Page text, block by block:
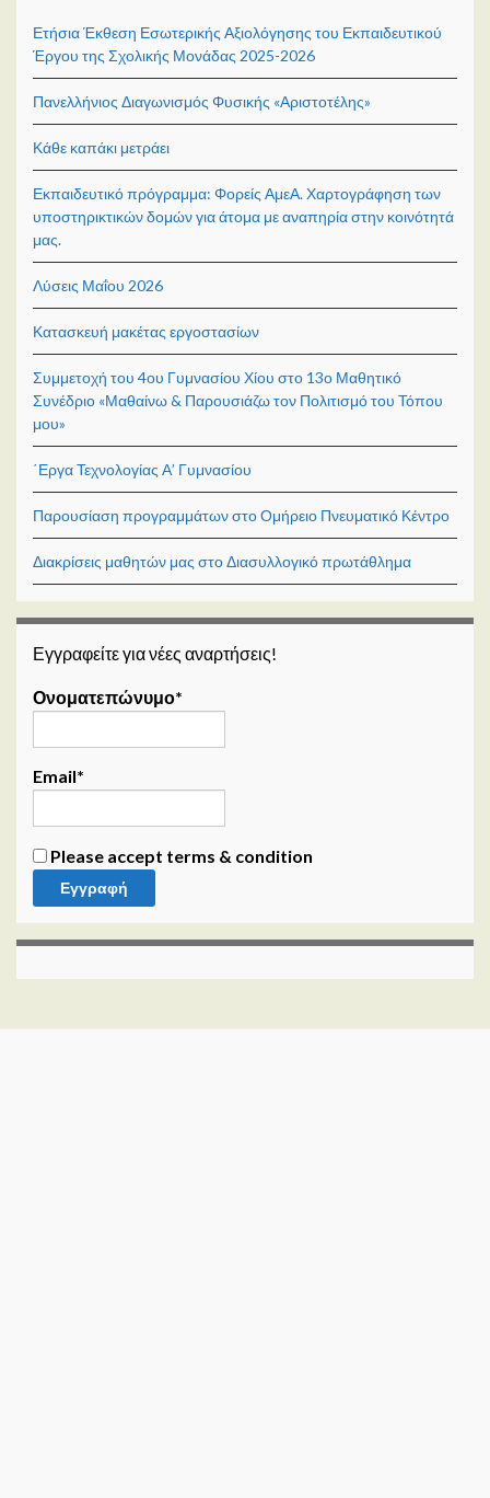
Ετήσια Έκθεση Εσωτερικής Αξιολόγησης του Εκπαιδευτικού
Έργου της Σχολικής Μονάδας 2025-2026
Πανελλήνιος Διαγωνισμός Φυσικής «Αριστοτέλης»
Κάθε καπάκι μετράει
Εκπαιδευτικό πρόγραμμα: Φορείς ΑμεΑ. Χαρτογράφηση των
υποστηρικτικών δομών για άτομα με αναπηρία στην κοινότητά
μας.
Λύσεις Μαΐου 2026
Κατασκευή μακέτας εργοστασίων
Συμμετοχή του 4ου Γυμνασίου Χίου στο 13ο Μαθητικό
Συνέδριο «Μαθαίνω & Παρουσιάζω τον Πολιτισμό του Τόπου
μου»
΄Εργα Τεχνολογίας Α’ Γυμνασίου
Παρουσίαση προγραμμάτων στο Ομήρειο Πνευματικό Κέντρο
Διακρίσεις μαθητών μας στο Διασυλλογικό πρωτάθλημα
Εγγραφείτε για νέες αναρτήσεις!
Ονοματεπώνυμο*
Email*
Please accept terms & condition